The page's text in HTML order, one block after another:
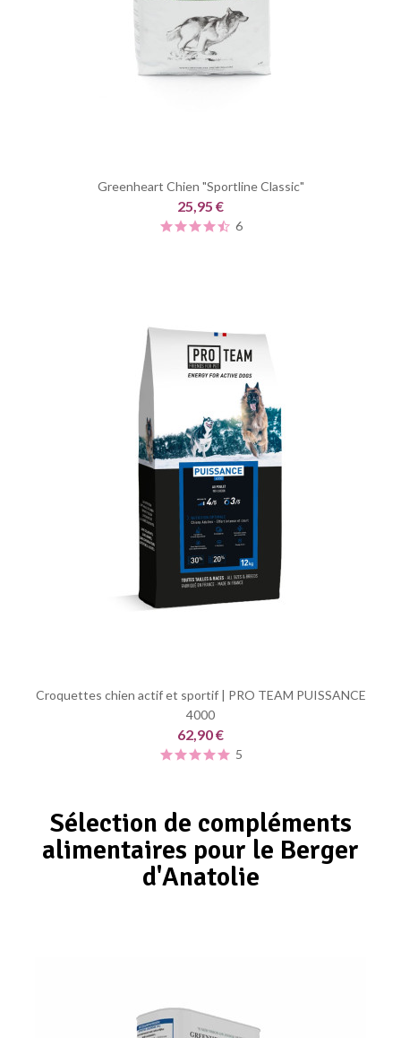
Greenheart Chien "Sportline Classic"
25,95 €
6
Croquettes chien actif et sportif | PRO TEAM PUISSANCE
4000
62,90 €
5
Sélection de compléments
alimentaires pour le Berger
d'Anatolie